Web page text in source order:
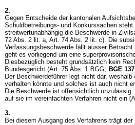
2.
Gegen Entscheide der kantonalen
Schuldbetreibungs- und Konkurssachen
streitwertunabhängig die Beschwerde in
72 Abs. 2 lit. a, Art. 74 Abs. 2 lit. c). Die
Verfassungsbeschwerde fällt ausser Betracht
geht es vorliegend um eine
Diesbezüglich besteht grundsätzlich kein
Bundesgericht (Art. 75 Abs. 1 BGG; BGE
Der Beschwerdeführer legt nicht dar,
verhalten könnte und solches ist auch nicht
Die Beschwerde ist offensichtlich
auf sie im vereinfachten Verfahren nicht ein (
3.
Bei diesem Ausgang des Verfahrens trägt